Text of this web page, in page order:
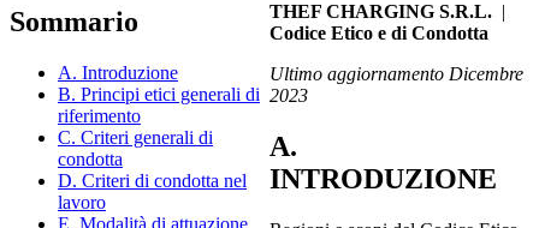
Sommario
A. Introduzione
B. Principi etici generali di
riferimento
C. Criteri generali di
condotta
D. Criteri di condotta nel
lavoro
E. Modalità di attuazione
THEF CHARGING S.R.L. |
Codice Etico e di Condotta
Ultimo aggiornamento Dicembre
2023
A.
INTRODUZIONE